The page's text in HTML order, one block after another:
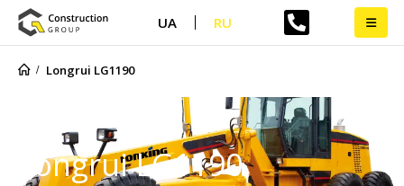
UA RU
Longrui LG1190
Longrui LG1190